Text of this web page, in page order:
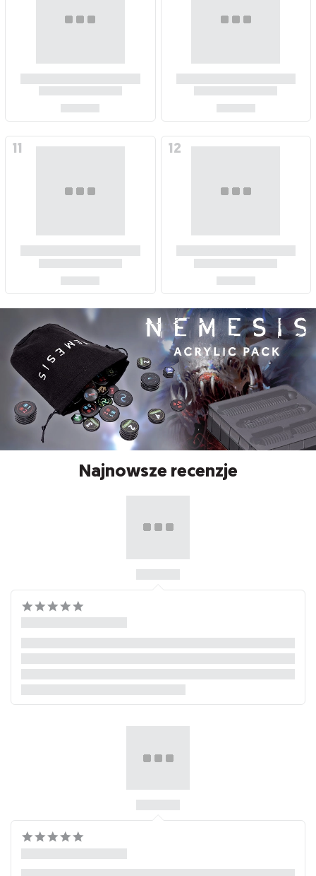
Najnowsze recenzje